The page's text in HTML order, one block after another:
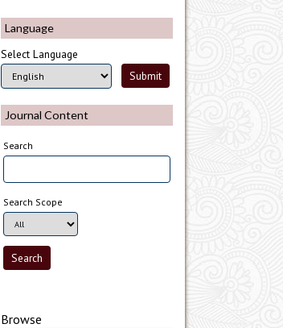
Language
Select Language
Journal Content
Search
Search Scope
Browse